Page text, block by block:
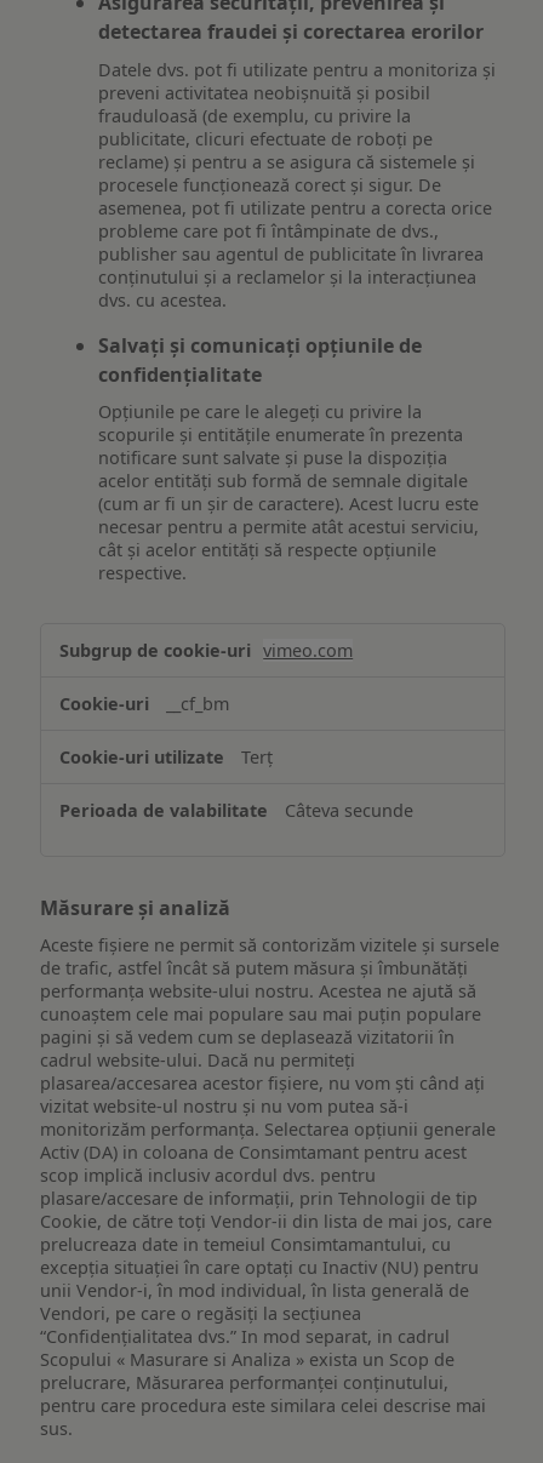
detectarea fraudei și corectarea erorilor
Datele dvs. pot fi utilizate pentru a monitoriza și
preveni activitatea neobișnuită și posibil
frauduloasă (de exemplu, cu privire la
publicitate, clicuri efectuate de roboți pe
reclame) și pentru a se asigura că sistemele și
procesele funcționează corect și sigur. De
asemenea, pot fi utilizate pentru a corecta orice
probleme care pot fi întâmpinate de dvs.,
publisher sau agentul de publicitate în livrarea
conținutului și a reclamelor și la interacțiunea
dvs. cu acestea.
Salvați și comunicați opțiunile de
confidențialitate
Opțiunile pe care le alegeți cu privire la
scopurile și entitățile enumerate în prezenta
notificare sunt salvate și puse la dispoziția
acelor entități sub formă de semnale digitale
(cum ar fi un șir de caractere). Acest lucru este
necesar pentru a permite atât acestui serviciu,
cât și acelor entități să respecte opțiunile
respective.
Asigurarea
funcționalităților
website-
ului
vimeo.com
__cf_bm
Terț
Câteva secunde
Măsurare și analiză
Aceste fișiere ne permit să contorizăm vizitele și sursele
de trafic, astfel încât să putem măsura și îmbunătăți
performanța website-ului nostru. Acestea ne ajută să
cunoaștem cele mai populare sau mai puțin populare
pagini și să vedem cum se deplasează vizitatorii în
cadrul website-ului. Dacă nu permiteți
plasarea/accesarea acestor fișiere, nu vom ști când ați
vizitat website-ul nostru și nu vom putea să-i
monitorizăm performanța. Selectarea opțiunii generale
Activ (DA) in coloana de Consimtamant pentru acest
scop implică inclusiv acordul dvs. pentru
plasare/accesare de informații, prin Tehnologii de tip
Cookie, de către toți Vendor-ii din lista de mai jos, care
prelucreaza date in temeiul Consimtamantului, cu
excepția situației în care optați cu Inactiv (NU) pentru
unii Vendor-i, în mod individual, în lista generală de
Vendori, pe care o regăsiți la secțiunea
“Confidențialitatea dvs.” In mod separat, in cadrul
Scopului « Masurare si Analiza » exista un Scop de
prelucrare, Măsurarea performanței conținutului,
pentru care procedura este similara celei descrise mai
sus.